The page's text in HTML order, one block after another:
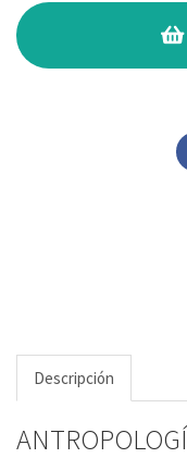
Descripción